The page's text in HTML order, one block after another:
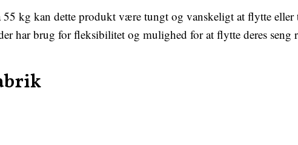
kg kan dette produkt være tungt og vanskeligt at flytte eller
har brug for fleksibilitet og mulighed for at flytte deres seng